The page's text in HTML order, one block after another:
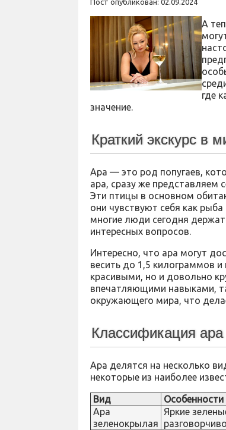
Пост опубликован: 02.09.2024
А
где
значение.
Краткий экскурс в
Ара — это род попугаев,
ара, сразу же представляем
Эти птицы в основном
они чувствуют себя как
многие люди сегодня
интересных вопросов.
Интересно, что ара могут
весить до 1,5 килограммов
красивыми, но и довольно
впечатляющими навыками,
окружающего мира, что
Классификация ара
Ара делятся на несколько
некоторые из наиболее
Вид Особенности
Ара
зеленокрылая
Яркие